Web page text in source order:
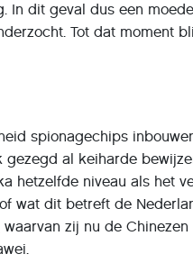
In dit geval dus een
Tot dat moment
spionagechips
al keiharde
hetzelfde niveau als het
wat dit betreft de
waarvan zij nu de